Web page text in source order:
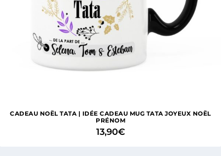
CADEAU NOËL TATA | IDÉE CADEAU MUG TATA JOYEUX NOËL
PRÉNOM
13,90€